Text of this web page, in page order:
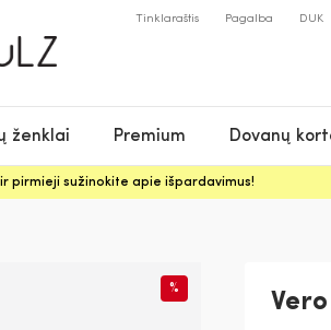
Tinklaraštis Pagalba DUK
ženklai Premium Dovanų
pirmieji sužinokite apie išpardavimus!
%